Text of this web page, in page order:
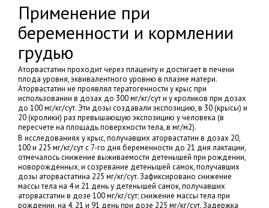
Применение при
беременности и кормлении
грудью
Аторвастатин проходит через плаценту и достигает в печени
плода уровня, эквивалентного уровню в плазме матери.
Аторвастатин не проявлял тератогенности у крыс при
использовании в дозах до 300 мг/кг/сут и у кроликов при дозах
до 100 мг/кг/сут. Эти дозы создавали экспозицию, в 30 (крысы) и
20 (кролики) раз превышающую экспозицию у человека (в
пересчете на площадь поверхности тела, в мг/м2).
В исследованиях у крыс, получавших аторвастатин в дозах 20,
100 и 225 мг/кг/сут с 7-го дня беременности до 21 дня лактации,
отмечалось снижение выживаемости детенышей при рождении,
новорожденных, и созревание детенышей самок, получавших
дозы аторвастатина 225 мг/кг/сут. Зафиксировано снижение
массы тела на 4 и 21 день у детенышей самок, получавших
аторвастатин в дозе 100 мг/кг/сут; снижение массы тела при
рождении, на 4, 21 и 91 день при дозе 225 мг/кг/сут. Задержка